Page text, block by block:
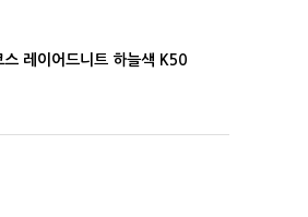
레이어드니트 하늘색 K50